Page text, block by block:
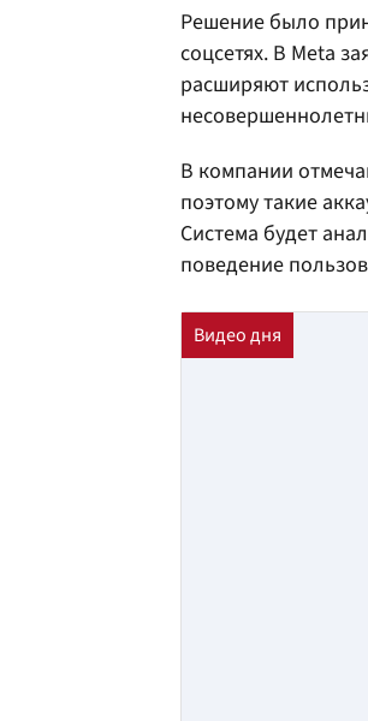
Решение было
соцсетях. В Meta
расширяют
В компании
поэтому такие
Система будет
поведение